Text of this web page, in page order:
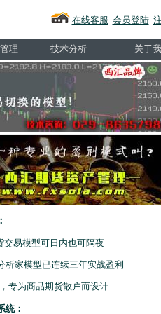
在线客服 会员登陆
理 技术分析 关于
交易模型可日内也可隔夜
析家模型已连续三年实战盈利
专为商品期货散户而设计
统：